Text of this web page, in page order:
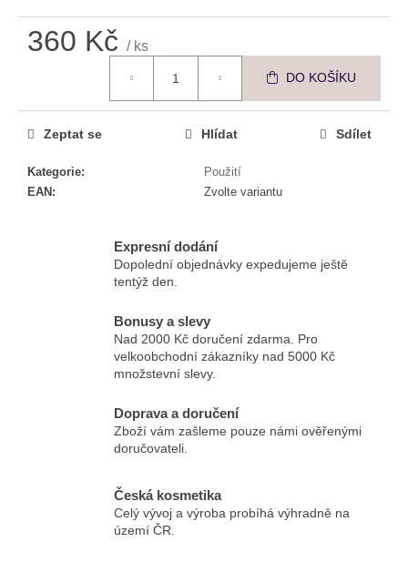
360 Kč / ks
DO KOŠÍKU
Kategorie:
Použití
EAN: Zvolte variantu
Zeptat se Hlídat Sdílet
Expresní dodání
Dopolední objednávky expedujeme ještě
tentýž den.
Bonusy a slevy
Nad 2000 Kč doručení zdarma. Pro
velkoobchodní zákazníky nad 5000 Kč
množstevní slevy.
Doprava a doručení
Zboží vám zašleme pouze námi ověřenými
doručovateli.
Česká kosmetika
Celý vývoj a výroba probíhá výhradně na
území ČR.
390
Kč